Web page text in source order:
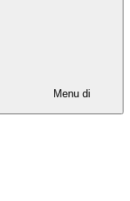
Menu di